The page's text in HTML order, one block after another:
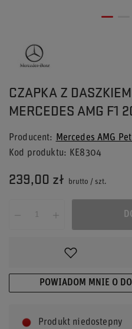
CZAPKA Z
MERCEDES AMG F1
Producent
Mercedes AMG
Kod produktu
KE8304
239,00 zł brutto / szt.
POWIADOM MNIE O
Produkt niedostepny